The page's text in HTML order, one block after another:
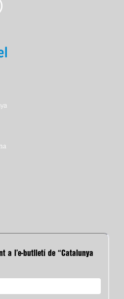
a l’e-butlletí de “Catalunya